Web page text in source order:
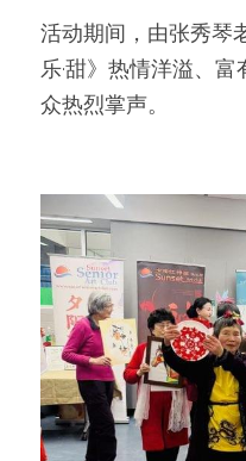
活动期间，由张秀琴
乐·甜》热情洋溢、
众热烈掌声。